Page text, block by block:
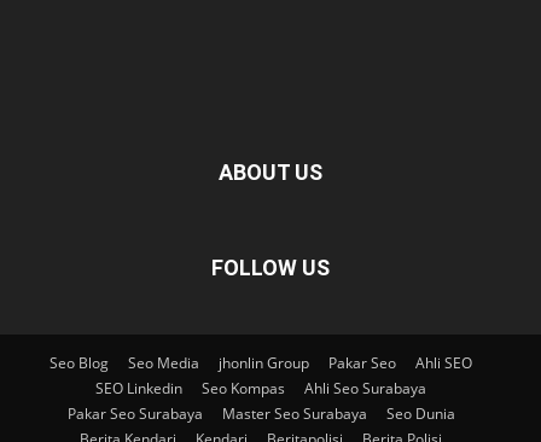
ABOUT US
FOLLOW US
Seo Blog Seo Media jhonlin Group Pakar Seo
Ahli SEO
SEO Linkedin
Seo Kompas
Ahli Seo Surabaya
Pakar Seo Surabaya
Master Seo Surabaya
Seo Dunia